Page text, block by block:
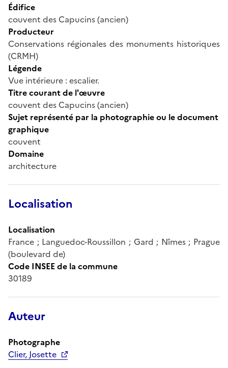
Édifice
couvent des Capucins (ancien)
Producteur
Conservations régionales des monuments historiques
(CRMH)
Légende
Vue intérieure : escalier.
Titre courant de l'œuvre
couvent des Capucins (ancien)
Sujet représenté par la photographie ou le document
graphique
couvent
Domaine
architecture
Localisation
Localisation
France ; Languedoc-Roussillon ; Gard ; Nîmes ; Prague
(boulevard de)
Code INSEE de la commune
30189
Auteur
Photographe
Clier, Josette